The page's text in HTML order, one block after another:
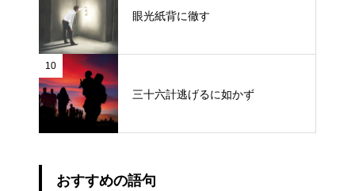
眼光紙背に徹す
10
三十六計逃げるに如かず
おすすめの語句